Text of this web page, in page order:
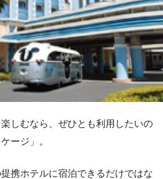
しむなら、ぜひとも利用したいの
ージ」。
携ホテルに宿泊できるだけではな